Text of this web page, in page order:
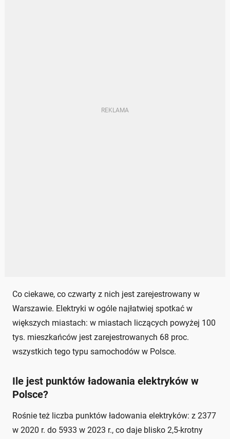
Co ciekawe, co czwarty z nich jest zarejestrowany w
Warszawie. Elektryki w ogóle najłatwiej spotkać w
większych miastach: w miastach liczących powyżej 100
tys. mieszkańców jest zarejestrowanych 68 proc.
wszystkich tego typu samochodów w Polsce.
Ile jest punktów ładowania elektryków w
Polsce?
Rośnie też liczba punktów ładowania elektryków: z 2377
w 2020 r. do 5933 w 2023 r., co daje blisko 2,5-krotny